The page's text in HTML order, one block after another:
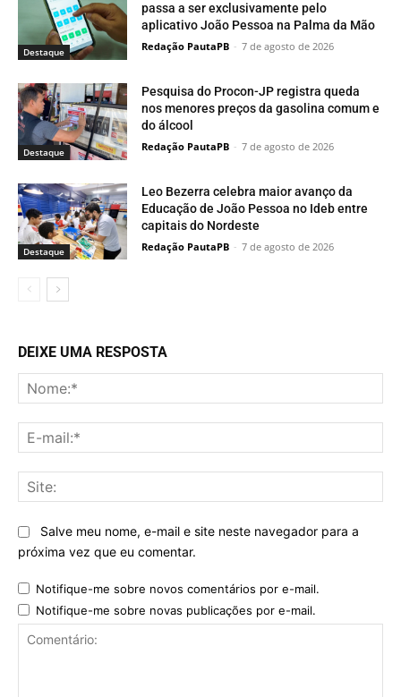
Destaque
passa a ser exclusivamente pelo
aplicativo João Pessoa na Palma da Mão
Redação PautaPB - 7 de agosto de 2026
Destaque
Pesquisa do Procon-JP registra queda
nos menores preços da gasolina comum e
do álcool
Redação PautaPB - 7 de agosto de 2026
Destaque
Leo Bezerra celebra maior avanço da
Educação de João Pessoa no Ideb entre
capitais do Nordeste
Redação PautaPB - 7 de agosto de 2026
DEIXE UMA RESPOSTA
Salve meu nome, e-mail e site neste navegador para a
próxima vez que eu comentar.
Notifique-me sobre novos comentários por e-mail.
Notifique-me sobre novas publicações por e-mail.